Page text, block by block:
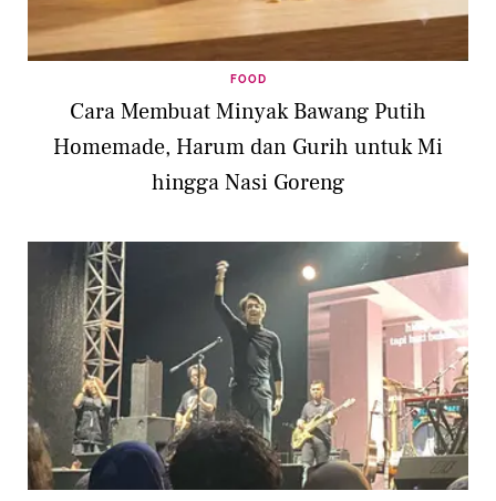
FOOD
Cara Membuat Minyak Bawang Putih
Homemade, Harum dan Gurih untuk Mi
hingga Nasi Goreng